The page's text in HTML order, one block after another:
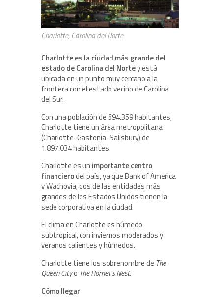
Charlotte, Carolina del Norte
Charlotte es la ciudad más grande del
estado de Carolina del Nortey está
ubicada en un punto muy cercano a la
frontera con el estado vecino de Carolina
del Sur.
Con una población de 594.359 habitantes,
Charlotte tiene un área metropolitana
(Charlotte-Gastonia-Salisbury) de
1.897.034 habitantes.
Charlotte es un importante centro
financierodel país, ya que Bank of America
y Wachovia, dos de las entidades más
grandes de los Estados Unidos tienen la
sede corporativa en la ciudad.
El clima en Charlotte es húmedo
subtropical, con inviernos moderados y
veranos calientes y húmedos.
Charlotte tiene los sobrenombre de The
Queen Cityo The Hornet’s Nest.
Cómo llegar